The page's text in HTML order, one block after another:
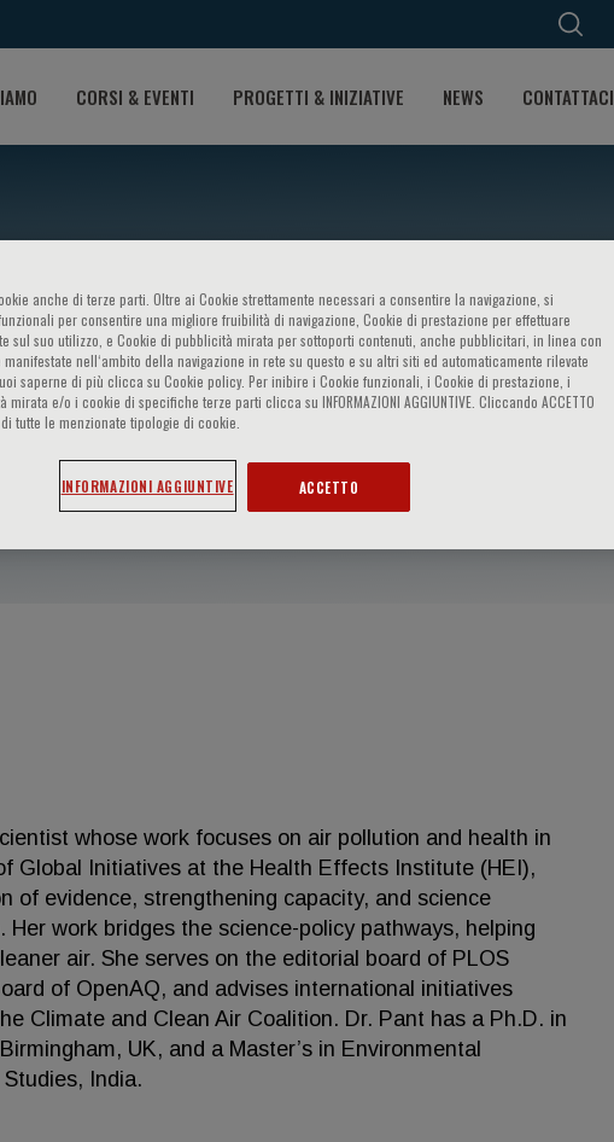
CORSI & EVENTI PROGETTI & INIZIATIVE NEWS CONTATTACI
whose work focuses on air pollution and health in
Global Initiatives at the Health Effects Institute (HEI),
of evidence, strengthening capacity, and science
work bridges the science-policy pathways, helping
air. She serves on the editorial board of PLOS
of OpenAQ, and advises international initiatives
Climate and Clean Air Coalition. Dr. Pant has a Ph.D. in
UK, and a Master’s in Environmental
India.
anche di terze parti. Oltre ai Cookie strettamente necessari a consentire la navigazione, si
per consentire una migliore fruibilità di navigazione, Cookie di prestazione per effettuare
sul suo utilizzo, e Cookie di pubblicità mirata per sottoporti contenuti, anche pubblicitari, in linea con
nell‘ambito della navigazione in rete su questo e su altri siti ed automaticamente rilevate
saperne di più clicca su Cookie policy. Per inibire i Cookie funzionali, i Cookie di prestazione, i
e/o i cookie di specifiche terze parti clicca su INFORMAZIONI AGGIUNTIVE. Cliccando ACCETTO
tutte le menzionate tipologie di cookie.
INFORMAZIONI AGGIUNTIVE ACCETTO